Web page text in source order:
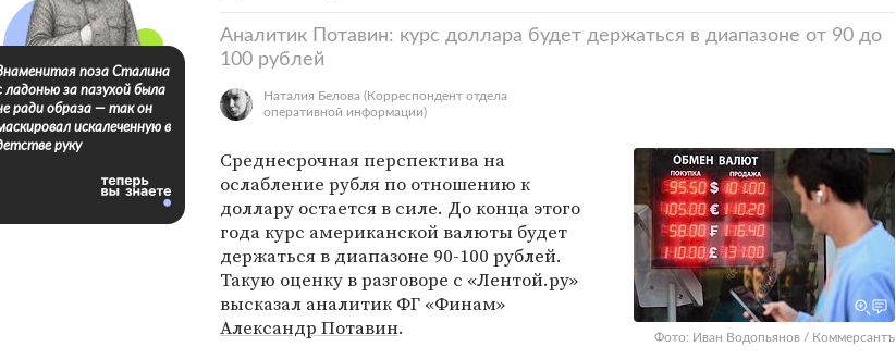
Аналитик Потавин: курс доллара будет держаться в диапазоне от 90 до
100 рублей
Наталия Белова (Корреспондент отдела
оперативной информации)
Фото: Иван Водопьянов / Коммерсантъ
Среднесрочная перспектива на
ослабление рубля по отношению к
доллару остается в силе. До конца этого
года курс американской валюты будет
держаться в диапазоне 90-100 рублей.
Такую оценку в разговоре с «Лентой.ру»
высказал аналитик ФГ «Финам»
Александр Потавин.
поза Сталина
ладонью за пазухой была
ради образа — так он
искалеченную в
руку